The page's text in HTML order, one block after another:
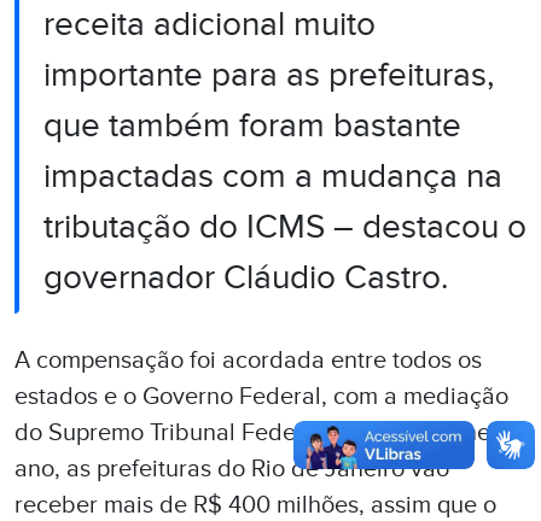
receita adicional muito
importante para as prefeituras,
que também foram bastante
impactadas com a mudança na
tributação do ICMS – destacou o
governador Cláudio Castro.
A compensação foi acordada entre todos os
estados e o Governo Federal, com a mediação
do Supremo Tribunal Federal (STF). Ainda neste
ano, as prefeituras do Rio de Janeiro vão
receber mais de R$ 400 milhões, assim que o